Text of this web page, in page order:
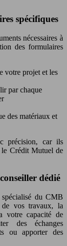
spécifiques
nécessaires à
des formulaires
votre projet et les
par chaque
des matériaux et
précision, car ils
le Crédit Mutuel de
dédié
du CMB
vos travaux, la
votre capacité de
des échanges
ou apporter des